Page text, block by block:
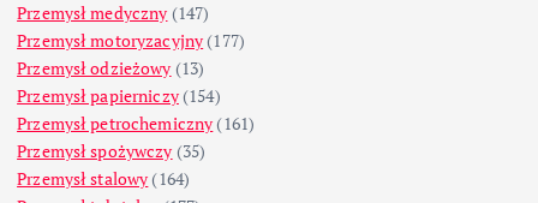
Przemysł medyczny (147)
Przemysł motoryzacyjny (177)
Przemysł odzieżowy (13)
Przemysł papierniczy(154)
Przemysł petrochemiczny (161)
Przemysł spożywczy (35)
Przemysł stalowy (164)